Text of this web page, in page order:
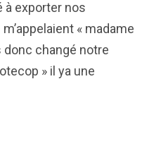
à exporter nos
« madame
donc changé notre
» il ya une